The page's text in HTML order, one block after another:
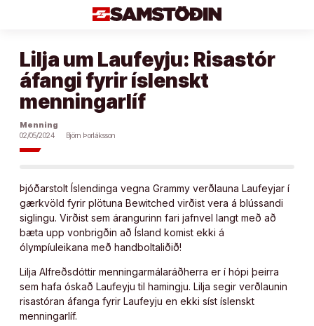
Lilja um Laufeyju: Risastór
áfangi fyrir íslenskt
menningarlíf
Menning
02/05/2024
Björn Þorláksson
Þjóðarstolt Íslendinga vegna Grammy verðlauna Laufeyjar í
gærkvöld fyrir plötuna Bewitched virðist vera á blússandi
siglingu. Virðist sem árangurinn fari jafnvel langt með að
bæta upp vonbrigðin að Ísland komist ekki á
ólympíuleikana með handboltaliðið!
Lilja Alfreðsdóttir menningarmálaráðherra er í hópi þeirra
sem hafa óskað Laufeyju til hamingju. Lilja segir verðlaunin
risastóran áfanga fyrir Laufeyju en ekki síst íslenskt
menningarlíf.